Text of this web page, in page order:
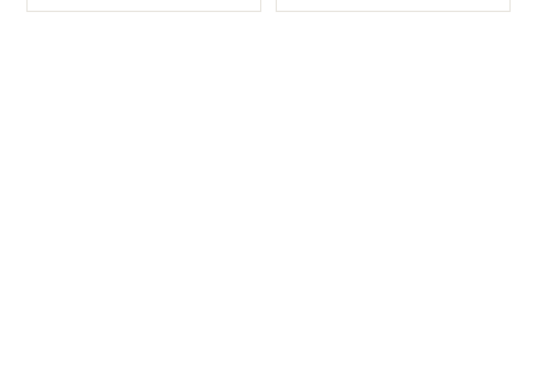
Typ Typ